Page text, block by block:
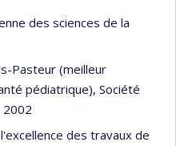
des sciences de la
Pasteur (meilleur
pédiatrique), Société
2002
des travaux de